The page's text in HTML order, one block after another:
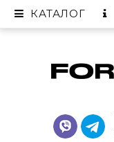
КАТАЛОГ